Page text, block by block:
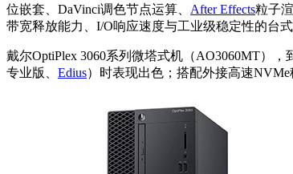
位嵌套、DaVinci调色节点运算、 After Effects粒子
带宽释放能力、I/O响应速度与工业级稳定性的台
戴尔OptiPlex 3060系列微塔式机（AO3060MT）
专业版、 Edius）时表现出色；搭配外接高速